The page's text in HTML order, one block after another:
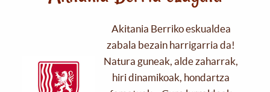
Akitania Berriko eskualdea
zabala bezain harrigarria da!
Natura guneak, alde zaharrak,
hiri dinamikoak, hondartza